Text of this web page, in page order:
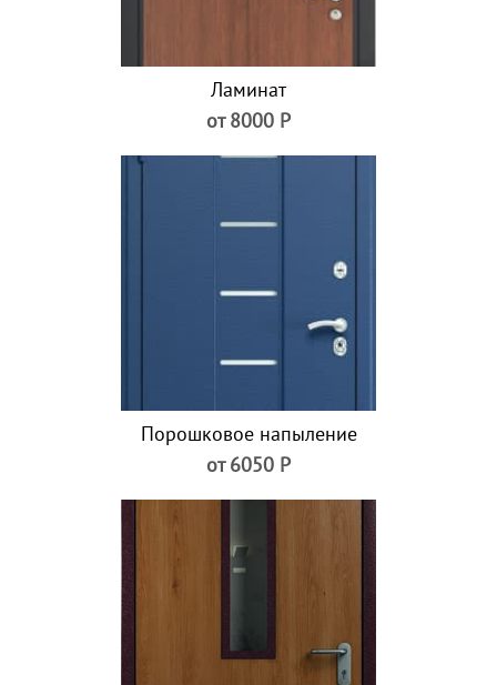
Ламинат
от 8000 Р
Порошковое напыление
от 6050 Р